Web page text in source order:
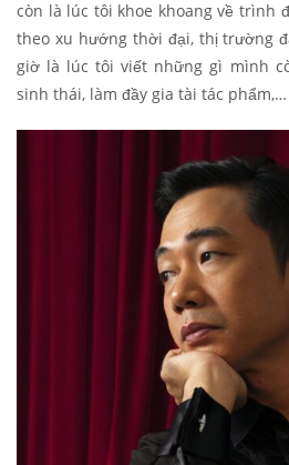
còn là lúc tôi khoe khoang về trình
theo xu hướng thời đại, thị trường
giờ là lúc tôi viết những gì mình
sinh thái, làm đầy gia tài tác phẩm,…